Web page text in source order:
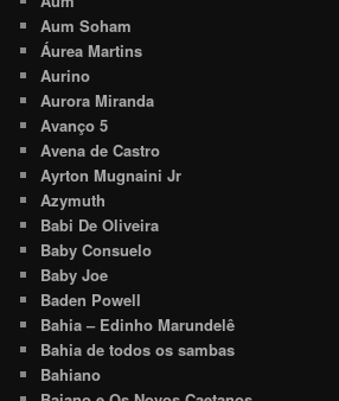
Aum Soham
Áurea Martins
Aurino
Aurora Miranda
Avanço 5
Avena de Castro
Ayrton Mugnaini Jr
Azymuth
Babi De Oliveira
Baby Consuelo
Baby Joe
Baden Powell
Bahia – Edinho Marundelê
Bahia de todos os sambas
Bahiano